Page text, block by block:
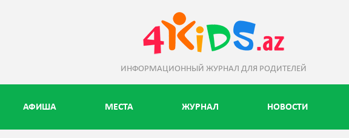
ИНФОРМАЦИОННЫЙ ЖУРНАЛ ДЛЯ РОДИТЕЛЕЙ
АФИША МЕСТА ЖУРНАЛ НОВОСТИ